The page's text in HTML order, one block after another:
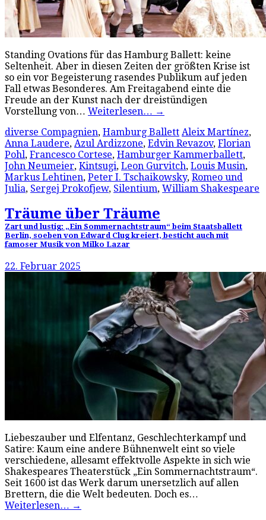
Standing Ovations für das Hamburg Ballett: keine
Seltenheit. Aber in diesen Zeiten der größten Krise ist
so ein vor Begeisterung rasendes Publikum auf jeden
Fall etwas Besonderes. Am Freitagabend einte die
Freude an der Kunst nach der dreistündigen
Vorstellung von… Weiterlesen… →
diverse Compagnien, Hamburg Ballett Aleix Martínez,
Anna Laudere, Azul Ardizzone, Edvin Revazov, Florian
Pohl, Francesco Cortese, Hamburger Kammerballett,
John Neumeier, Kintsugi, Leon Gurvitch, Louis Musin,
Markus Lehtinen, Peter I. Tschaikowsky, Romeo und
Julia, Sergej Prokofjew, Silentium, William Shakespeare
Träume über Träume
Zart und lustig: „Ein Sommernachtstraum“ beim Staatsballett
Berlin, soeben von Edward Clug kreiert, besticht auch mit
famoser Musik von Milko Lazar
22. Februar 2025
Liebeszauber und Elfentanz, Geschlechterkampf und
Satire: Kaum eine andere Bühnenwelt eint so viele
verschiedene, allesamt effektvolle Aspekte in sich wie
Shakespeares Theaterstück „Ein Sommernachtstraum“.
Seit 1600 ist das Werk darum unersetzlich auf allen
Brettern, die die Welt bedeuten. Doch es…
Weiterlesen… →